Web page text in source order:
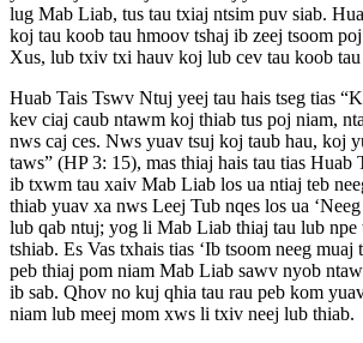
lug Mab Liab, tus tau txiaj ntsim puv siab.
koj tau koob tau hmoov tshaj ib zeej tsoom
Xus, lub txiv txi hauv koj lub cev tau koob tau
Huab Tais Tswv Ntuj yeej tau hais tseg tias
kev ciaj caub ntawm koj thiab tus poj niam,
nws caj ces. Nws yuav tsuj koj taub hau, koj
taws” (HP 3: 15), mas thiaj hais tau tias Huab
ib txwm tau xaiv Mab Liab los ua ntiaj teb
thiab yuav xa nws Leej Tub nqes los ua
lub qab ntuj; yog li Mab Liab thiaj tau lub npe
tshiab. Es Vas txhais tias ‘Ib tsoom neeg muaj
peb thiaj pom niam Mab Liab sawv nyob
ib sab. Qhov no kuj qhia tau rau peb kom
niam lub meej mom xws li txiv neej lub thiab.